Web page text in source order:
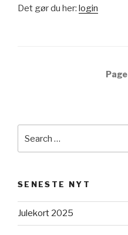
Det gør du her: login
Page
SENESTE NYT
Julekort 2025